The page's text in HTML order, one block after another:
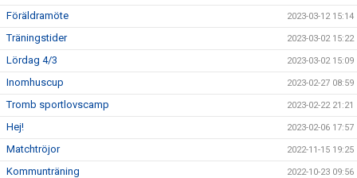
Föräldramöte 2023-03-12 15:14
Träningstider 2023-03-02 15:22
Lördag 4/3 2023-03-02 15:09
Inomhuscup 2023-02-27 08:59
Tromb sportlovscamp 2023-02-22 21:21
Hej! 2023-02-06 17:57
Matchtröjor 2022-11-15 19:25
Kommunträning 2022-10-23 09:56